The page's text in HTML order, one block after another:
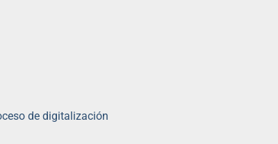
de digitalización